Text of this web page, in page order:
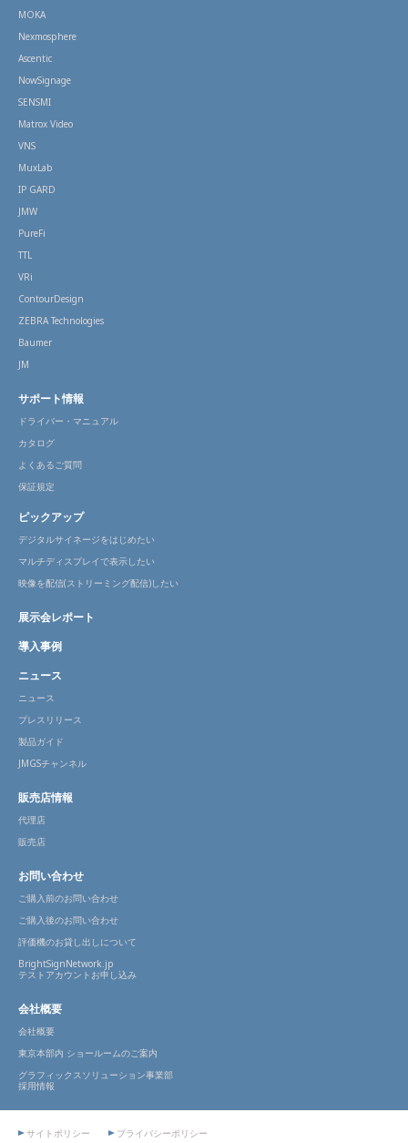
MOKA
Nexmosphere
Ascentic
NowSignage
SENSMI
Matrox Video
VNS
MuxLab
IP GARD
JMW
PureFi
TTL
VRi
ContourDesign
ZEBRA Technologies
Baumer
JM
サポート情報
ドライバー・マニュアル
カタログ
よくあるご質問
保証規定
ピックアップ
デジタルサイネージをはじめたい
マルチディスプレイで表示したい
映像を配信(ストリーミング配信)したい
展示会レポート
導入事例
ニュース
ニュース
プレスリリース
製品ガイド
JMGSチャンネル
販売店情報
代理店
販売店
お問い合わせ
ご購入前のお問い合わせ
ご購入後のお問い合わせ
評価機のお貸し出しについて
BrightSignNetwork.jp
テストアカウントお申し込み
会社概要
会社概要
東京本部内 ショールームのご案内
グラフィックスソリューション事業部
採用情報
サイトポリシー プライバシーポリシー